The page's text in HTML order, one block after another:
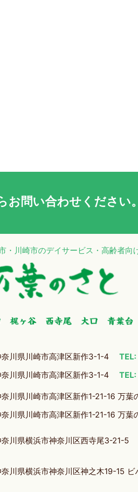
お問い合わせください。
・川崎市のデイサービス・高齢者向
奈川県川崎市高津区新作3-1-4
奈川県川崎市高津区新作3-1-4
川県川崎市高津区新作1-21-16 万葉
川県川崎市高津区新作1-21-16 万葉
奈川県横浜市神奈川区西寺尾3-21-5
川県横浜市神奈川区神之木19-15